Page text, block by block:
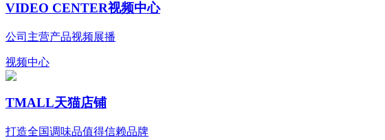
VIDEO CENTER视频中心
公司主营产品视频展播
视频中心
TMALL天猫店铺
打造全国调味品值得信赖品牌